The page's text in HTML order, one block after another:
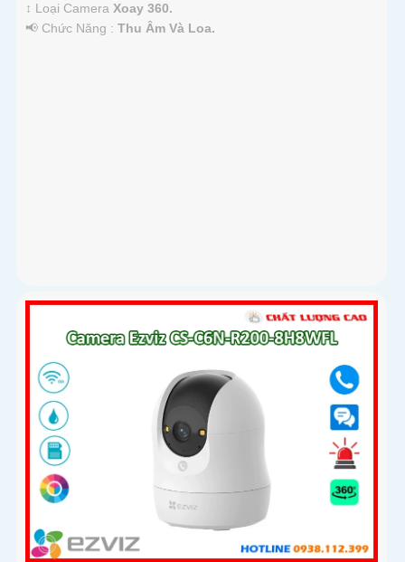
↕️ Loại Camera Xoay 360.
️📢 Chức Năng : Thu Âm Và Loa.